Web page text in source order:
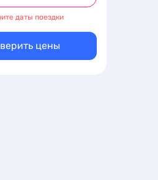
даты поездки
цены